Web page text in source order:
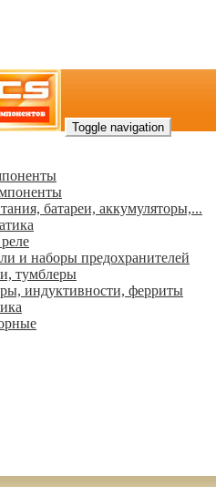
Toggle navigation
батареи, аккумуляторы,...
и наборы предохранителей
тумблеры
индуктивности, ферриты